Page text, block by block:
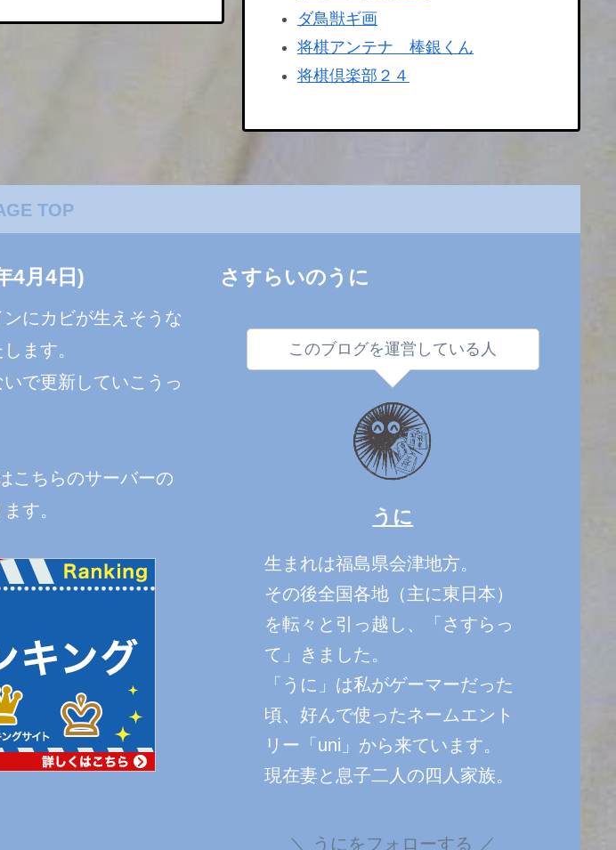
ダ鳥獣ギ画
将棋アンテナ 棒銀くん
将棋倶楽部２４
TOP
4月4日)
にカビが生えそうな
ます。
で更新していこうっ
こちらのサーバーの
す。
さすらいのうに
このブログを運営している人
うに
生まれは福島県会津地方。
その後全国各地（主に東日本）
を転々と引っ越し、「さすらっ
て」きました。
「うに」は私がゲーマーだった
頃、好んで使ったネームエント
リー「uni」から来ています。
現在妻と息子二人の四人家族。
うにをフォローする